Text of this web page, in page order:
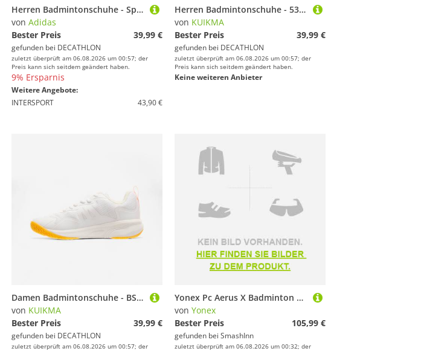
Herren Badmintonschuhe - Speedcourt schwarz
von Adidas
Bester Preis
39,99 €
gefunden bei DECATHLON
zuletzt überprüft am 06.08.2026 um 00:57; der
Preis kann sich seitdem geändert haben.
9% Ersparnis
Weitere Angebote:
INTERSPORT
43,90 €
Herren Badmintonschuhe - 530 schwarz
von KUIKMA
Bester Preis
39,99 €
gefunden bei DECATHLON
zuletzt überprüft am 06.08.2026 um 00:57; der
Preis kann sich seitdem geändert haben.
Keine weiteren Anbieter
Damen Badmintonschuhe - BS Sensation 530 weiß
von KUIKMA
Bester Preis
39,99 €
gefunden bei DECATHLON
zuletzt überprüft am 06.08.2026 um 00:57; der
Yonex Pc Aerus X Badminton Shoes Weiß EU 41 Mann
von Yonex
Bester Preis
105,99 €
gefunden bei SmashInn
zuletzt überprüft am 06.08.2026 um 00:32; der